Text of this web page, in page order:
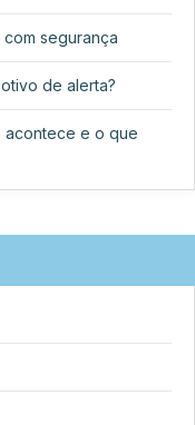
segurança
de alerta?
acontece e o que